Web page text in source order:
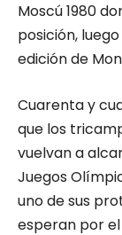
Moscú 1980
posición,
edición de
Cuarenta y
que los
vuelvan a
Juegos
uno de sus
esperan por